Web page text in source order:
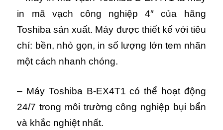
in mã vạch công nghiệp 4″ của hãng
Toshiba sản xuất. Máy được thiết kế với tiêu
chí: bền, nhỏ gọn, in số lượng lớn tem nhãn
một cách nhanh chóng.
– Máy Toshiba B-EX4T1 có thể hoạt động
24/7 trong môi trường công nghiệp bụi bẩn
và khắc nghiệt nhất.